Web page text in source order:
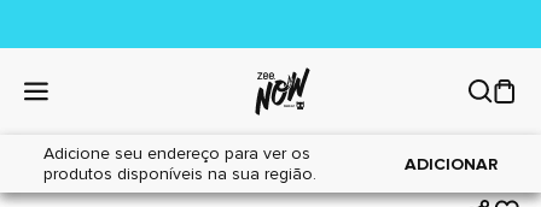
Adicione seu endereço para ver os
produtos disponíveis na sua região.
ADICIONAR
Home|Cães|Higiene